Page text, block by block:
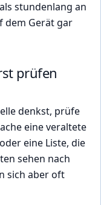
stundenlang an
dem Gerät gar
prüfen
denkst, prüfe
eine veraltete
eine Liste, die
sehen nach
sich aber oft